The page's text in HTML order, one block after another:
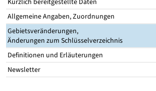
Allgemeine Angaben, Zuordnungen
Gebietsveränderungen,
Änderungen zum Schlüsselverzeichnis
Definitionen und Erläuterungen
Newsletter